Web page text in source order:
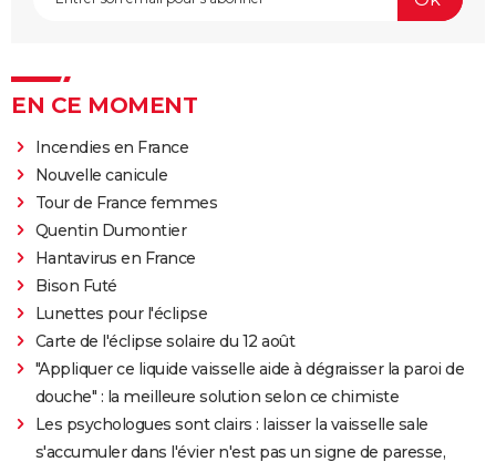
EN CE MOMENT
Incendies en France
Nouvelle canicule
Tour de France femmes
Quentin Dumontier
Hantavirus en France
Bison Futé
Lunettes pour l'éclipse
Carte de l'éclipse solaire du 12 août
"Appliquer ce liquide vaisselle aide à dégraisser la paroi de
douche" : la meilleure solution selon ce chimiste
Les psychologues sont clairs : laisser la vaisselle sale
s'accumuler dans l'évier n'est pas un signe de paresse,